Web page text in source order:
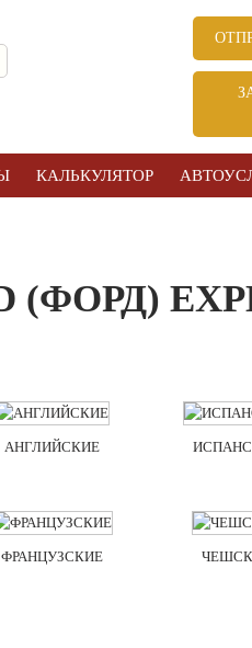
КАЛЬКУЛЯТОР
(ФОРД)
АНГЛИЙСКИЕ
ФРАНЦУЗСКИЕ